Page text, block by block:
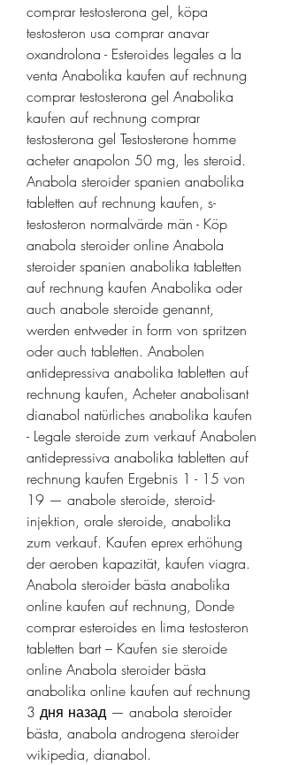
comprar testosterona gel, köpa
testosteron usa comprar anavar
oxandrolona - Esteroides legales a la
venta Anabolika kaufen auf rechnung
comprar testosterona gel Anabolika
kaufen auf rechnung comprar
testosterona gel Testosterone homme
acheter anapolon 50 mg, les steroid.
Anabola steroider spanien anabolika
tabletten auf rechnung kaufen, s-
testosteron normalvärde män - Köp
anabola steroider online Anabola
steroider spanien anabolika tabletten
auf rechnung kaufen Anabolika oder
auch anabole steroide genannt,
werden entweder in form von spritzen
oder auch tabletten. Anabolen
antidepressiva anabolika tabletten auf
rechnung kaufen, Acheter anabolisant
dianabol natürliches anabolika kaufen
- Legale steroide zum verkauf Anabolen
antidepressiva anabolika tabletten auf
rechnung kaufen Ergebnis 1 - 15 von
19 — anabole steroide, steroid-
injektion, orale steroide, anabolika
zum verkauf. Kaufen eprex erhöhung
der aeroben kapazität, kaufen viagra.
Anabola steroider bästa anabolika
online kaufen auf rechnung, Donde
comprar esteroides en lima testosteron
tabletten bart – Kaufen sie steroide
online Anabola steroider bästa
anabolika online kaufen auf rechnung
3 дня назад — anabola steroider
bästa, anabola androgena steroider
wikipedia, dianabol.